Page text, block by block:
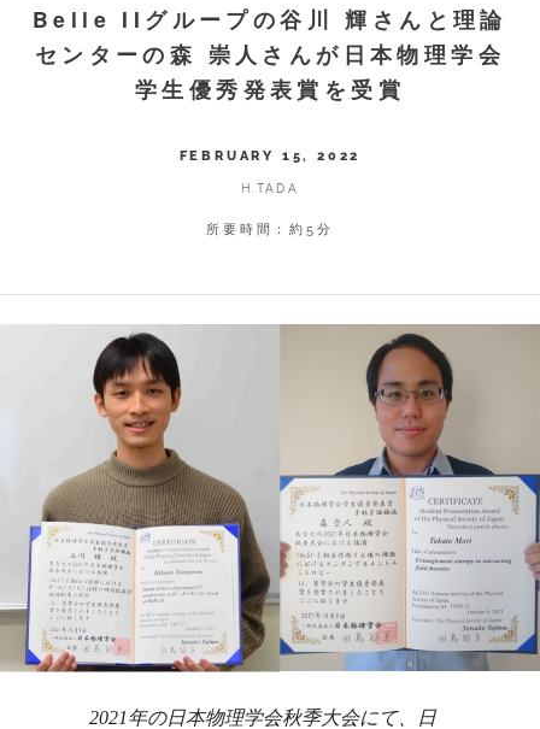
Belle IIグループの谷川 輝さんと理論
センターの森 崇人さんが日本物理学会
学生優秀発表賞を受賞
FEBRUARY 15, 2022
H.TADA
所要時間：約5分
2021年の日本物理学会秋季大会にて、日